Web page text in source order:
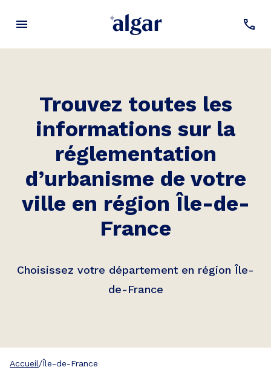
Trouvez toutes les
informations sur la
réglementation
d’urbanisme de votre
ville en région Île-de-
France
Choisissez votre département en région Île-
de-France
Accueil/Île-de-France